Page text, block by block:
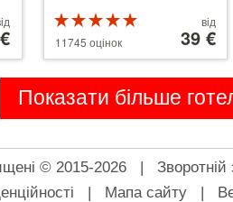
5 з 5
11745 оцінок 110 €
від
39 €
Показати більше
© 2015-2026 | Зворотній
| Мапа сайту|